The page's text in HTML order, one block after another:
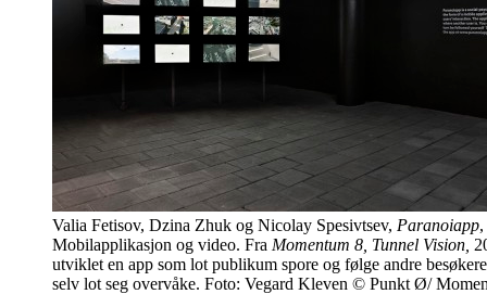
Valia Fetisov, Dzina Zhuk og Nicolay Spesivtsev, Paranoiapp
Mobilapplikasjon og video. Fra Momentum 8, Tunnel Vision,
utviklet en app som lot publikum spore og følge andre
selv lot seg overvåke. Foto: Vegard Kleven © Punkt Ø/